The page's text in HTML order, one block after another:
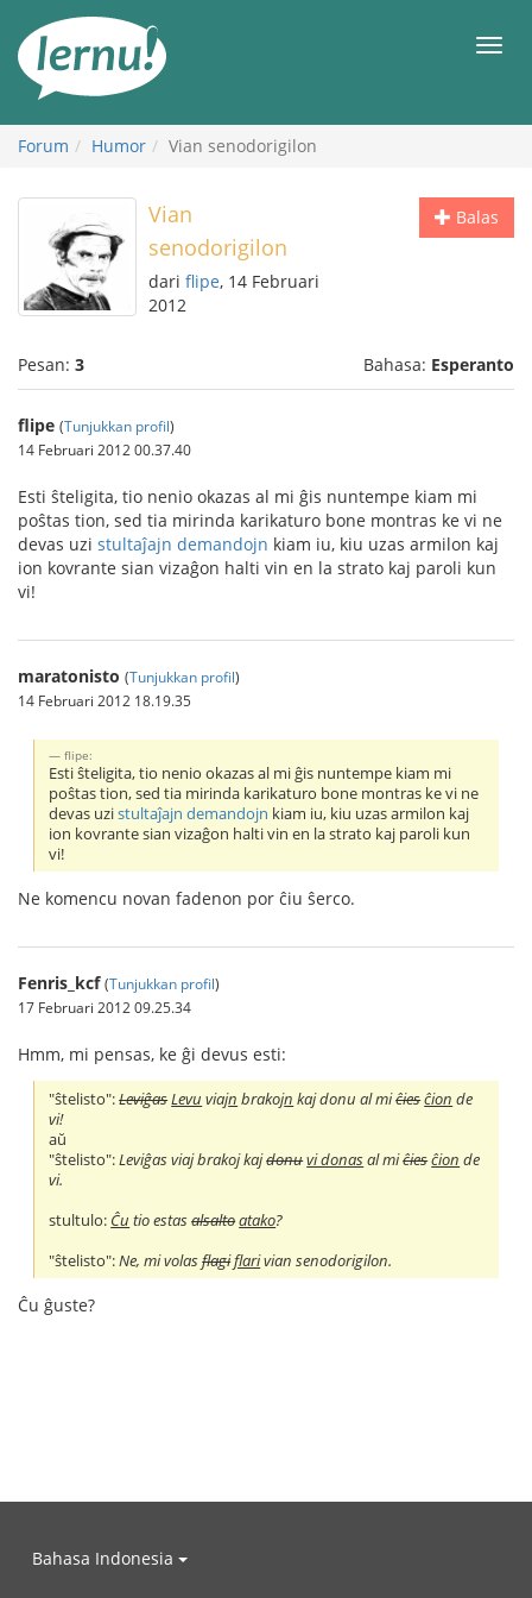
daftar
Forum Humor Vian senodorigilon
Balas
Vian
senodorigilon
dari flipe, 14 Februari
2012
Pesan: 3 Bahasa: Esperanto
flipe (Tunjukkan profil)
14 Februari 2012 00.37.40
Esti ŝteligita, tio nenio okazas al mi ĝis nuntempe kiam mi
poŝtas tion, sed tia mirinda karikaturo bone montras ke vi ne
devas uzi stultaĵajn demandojn kiam iu, kiu uzas armilon kaj
ion kovrante sian vizaĝon halti vin en la strato kaj paroli kun
vi!
maratonisto (Tunjukkan profil)
14 Februari 2012 18.19.35
flipe:
Esti ŝteligita, tio nenio okazas al mi ĝis nuntempe kiam mi
poŝtas tion, sed tia mirinda karikaturo bone montras ke vi ne
devas uzistultaĵajn demandojn kiam iu, kiu uzas armilon kaj
ion kovrante sian vizaĝon halti vin en la strato kaj paroli kun
vi!
Ne komencu novan fadenon por ĉiu ŝerco.
Fenris_kcf (Tunjukkan profil)
17 Februari 2012 09.25.34
Hmm, mi pensas, ke ĝi devus esti:
"ŝtelisto":LeviĝasLevu viajn brakojn kaj donu al miĉiesĉion de
vi!
aŭ
"ŝtelisto":Leviĝas viaj brakoj kajdonuvi donasal miĉiesĉion de
vi.
stultulo: Ĉu tio estasalsaltoatako?
"ŝtelisto":Ne, mi volasflagiflarivian senodorigilon.
Ĉu ĝuste?
Bahasa Indonesia